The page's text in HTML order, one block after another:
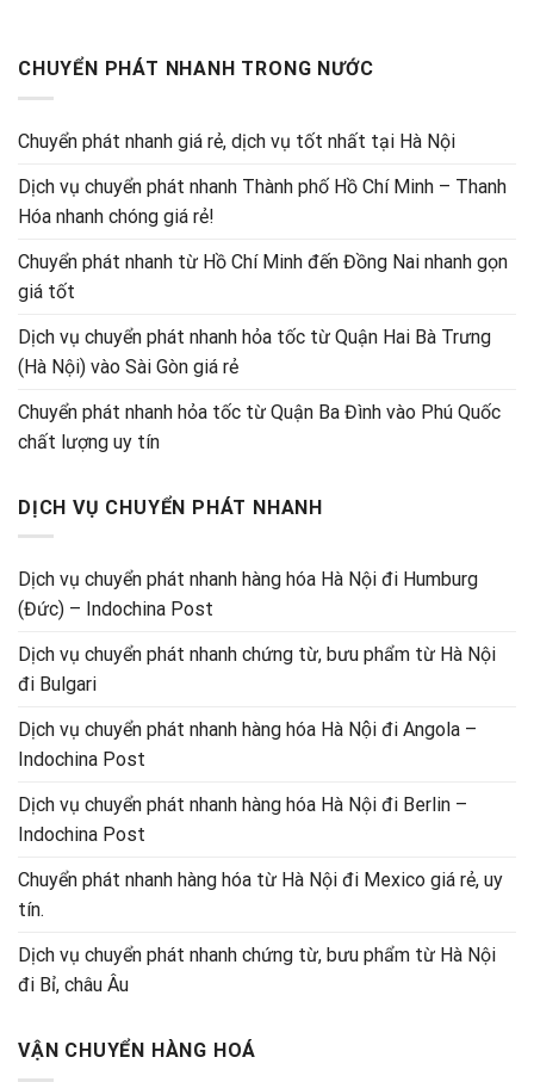
CHUYỂN PHÁT NHANH TRONG NƯỚC
Chuyển phát nhanh giá rẻ, dịch vụ tốt nhất tại Hà Nội
Dịch vụ chuyển phát nhanh Thành phố Hồ Chí Minh – Thanh
Hóa nhanh chóng giá rẻ!
Chuyển phát nhanh từ Hồ Chí Minh đến Đồng Nai nhanh gọn
giá tốt
Dịch vụ chuyển phát nhanh hỏa tốc từ Quận Hai Bà Trưng
(Hà Nội) vào Sài Gòn giá rẻ
Chuyển phát nhanh hỏa tốc từ Quận Ba Đình vào Phú Quốc
chất lượng uy tín
DỊCH VỤ CHUYỂN PHÁT NHANH
Dịch vụ chuyển phát nhanh hàng hóa Hà Nội đi Humburg
(Đức) – Indochina Post
Dịch vụ chuyển phát nhanh chứng từ, bưu phẩm từ Hà Nội
đi Bulgari
Dịch vụ chuyển phát nhanh hàng hóa Hà Nội đi Angola –
Indochina Post
Dịch vụ chuyển phát nhanh hàng hóa Hà Nội đi Berlin –
Indochina Post
Chuyển phát nhanh hàng hóa từ Hà Nội đi Mexico giá rẻ, uy
tín.
Dịch vụ chuyển phát nhanh chứng từ, bưu phẩm từ Hà Nội
đi Bỉ, châu Âu
VẬN CHUYỂN HÀNG HOÁ